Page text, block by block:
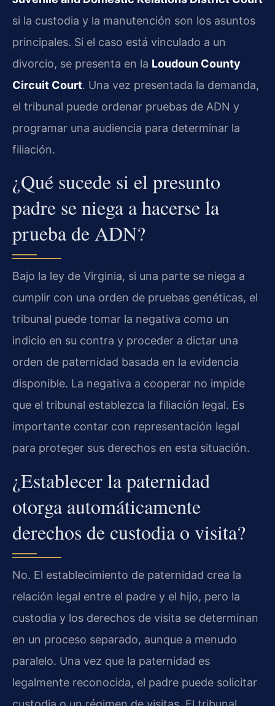
si la custodia y la manutención son los asuntos
principales. Si el caso está vinculado a un
divorcio, se presenta en la Loudoun County
Circuit Court. Una vez presentada la demanda,
el tribunal puede ordenar pruebas de ADN y
programar una audiencia para determinar la
filiación.
¿Qué sucede si el presunto
padre se niega a hacerse la
prueba de ADN?
Bajo la ley de Virginia, si una parte se niega a
cumplir con una orden de pruebas genéticas, el
tribunal puede tomar la negativa como un
indicio en su contra y proceder a dictar una
orden de paternidad basada en la evidencia
disponible. La negativa a cooperar no impide
que el tribunal establezca la filiación legal. Es
importante contar con representación legal
para proteger sus derechos en esta situación.
¿Establecer la paternidad
otorga automáticamente
derechos de custodia o visita?
No. El establecimiento de paternidad crea la
relación legal entre el padre y el hijo, pero la
custodia y los derechos de visita se determinan
en un proceso separado, aunque a menudo
paralelo. Una vez que la paternidad es
legalmente reconocida, el padre puede solicitar